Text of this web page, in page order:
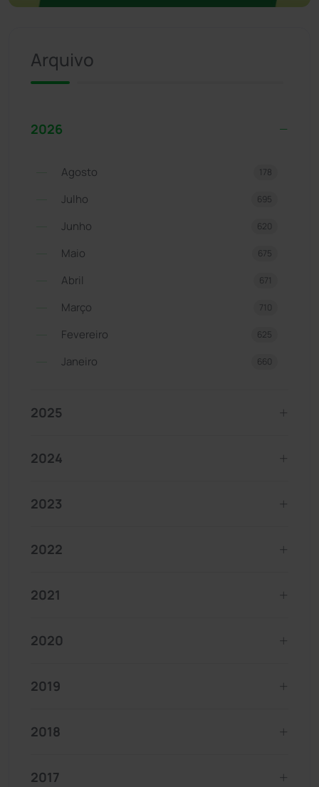
Arquivo
2026
Agosto 178
Julho 695
Junho 620
Maio 675
Abril 671
Março 710
Fevereiro 625
Janeiro 660
2025
2024
2023
2022
2021
2020
2019
2018
2017